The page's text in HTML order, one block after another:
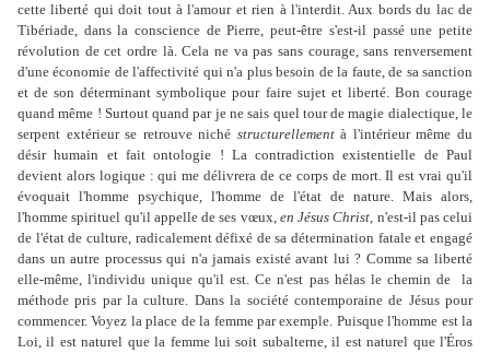
cette liberté qui doit tout à l'amour et rien à l'interdit. Aux bords du lac de
Tibériade, dans la conscience de Pierre, peut-être s'est-il passé une petite
révolution de cet ordre là. Cela ne va pas sans courage, sans renversement
d'une économie de l'affectivité qui n'a plus besoin de la faute, de sa sanction
et de son déterminant symbolique pour faire sujet et liberté. Bon courage
quand même ! Surtout quand par je ne sais quel tour de magie dialectique, le
serpent extérieur se retrouve niché structurellementà l'intérieur même du
désir humain et fait ontologie ! La contradiction existentielle de Paul
devient alors logique : qui me délivrera de ce corps de mort. Il est vrai qu'il
évoquait l'homme psychique, l'homme de l'état de nature. Mais alors,
l'homme spirituel qu'il appelle de ses vœux, en Jésus Christ, n'est-il pas celui
de l'état de culture, radicalement défixé de sa détermination fatale et engagé
dans un autre processus qui n'a jamais existé avant lui ? Comme sa liberté
elle-même, l'individu unique qu'il est. Ce n'est pas hélas le chemin de la
méthode pris par la culture. Dans la société contemporaine de Jésus pour
commencer. Voyez la place de la femme par exemple. Puisque l'homme est la
Loi, il est naturel que la femme lui soit subalterne, il est naturel que l'Éros